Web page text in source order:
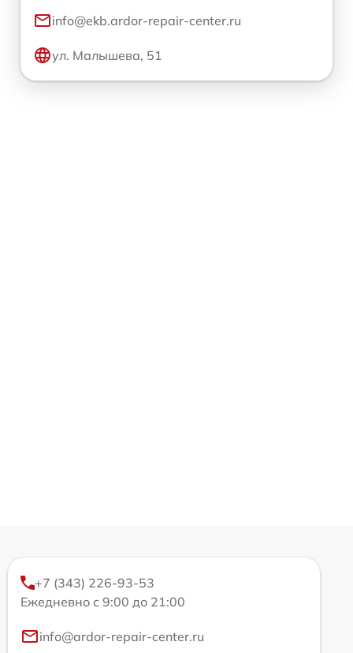
info@ekb.ardor-repair-center.ru
ул. Малышева, 51
+7 (343) 226-93-53
Ежедневно с 9:00 до 21:00
info@ardor-repair-center.ru